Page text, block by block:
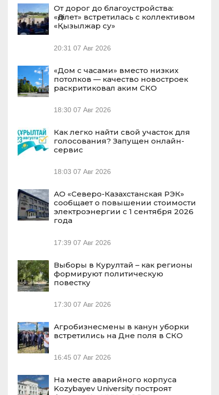
От дорог до благоустройства:
«Әділет» встретилась с коллективом
«Қызылжар су»
20:31 07 Авг 2026
«Дом с часами» вместо низких
потолков — качество новостроек
раскритиковал аким СКО
18:30 07 Авг 2026
Как легко найти свой участок для
голосования? Запущен онлайн-
сервис
18:03 07 Авг 2026
АО «Северо-Казахстанская РЭК»
сообщает о повышении стоимости
электроэнергии с 1 сентября 2026
года
17:39 07 Авг 2026
Выборы в Курултай – как регионы
формируют политическую
повестку
17:30 07 Авг 2026
Агробизнесмены в канун уборки
встретились на Дне поля в СКО
16:45 07 Авг 2026
На месте аварийного корпуса
Kozybayev University построят